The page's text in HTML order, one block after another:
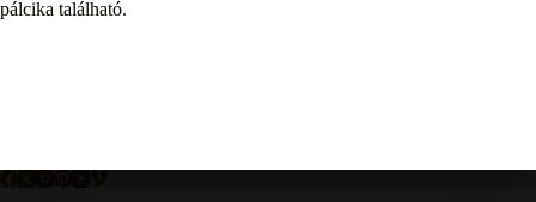
pálcika található.